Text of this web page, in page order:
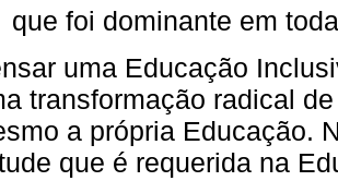
que foi dominante em
uma Educação
transformação radical
a própria Educação.
que é requerida na